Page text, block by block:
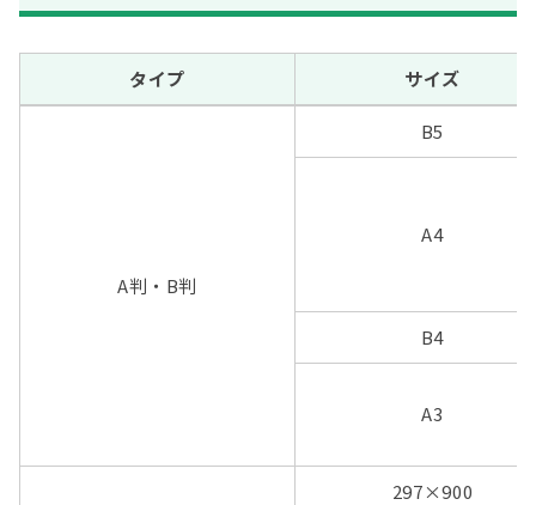
タイプ サイズ
A判・B判
B5
A4
B4
A3
297×900